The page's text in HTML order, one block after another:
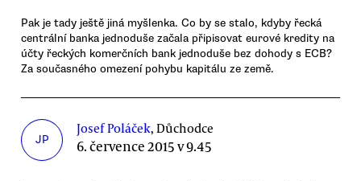
Pak je tady ještě jiná myšlenka. Co by se stalo, kdyby řecká
centrální banka jednoduše začala připisovat eurové kredity na
účty řeckých komerčních bank jednoduše bez dohody s ECB?
Za současného omezení pohybu kapitálu ze země.
JP
Josef Poláček, Důchodce
6. července 2015 v 9.45